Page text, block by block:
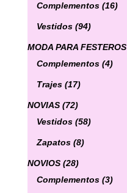
Complementos (16)
Vestidos (94)
MODA PARA FESTEROS
Complementos (4)
Trajes (17)
NOVIAS (72)
Vestidos (58)
Zapatos (8)
NOVIOS (28)
Complementos (3)